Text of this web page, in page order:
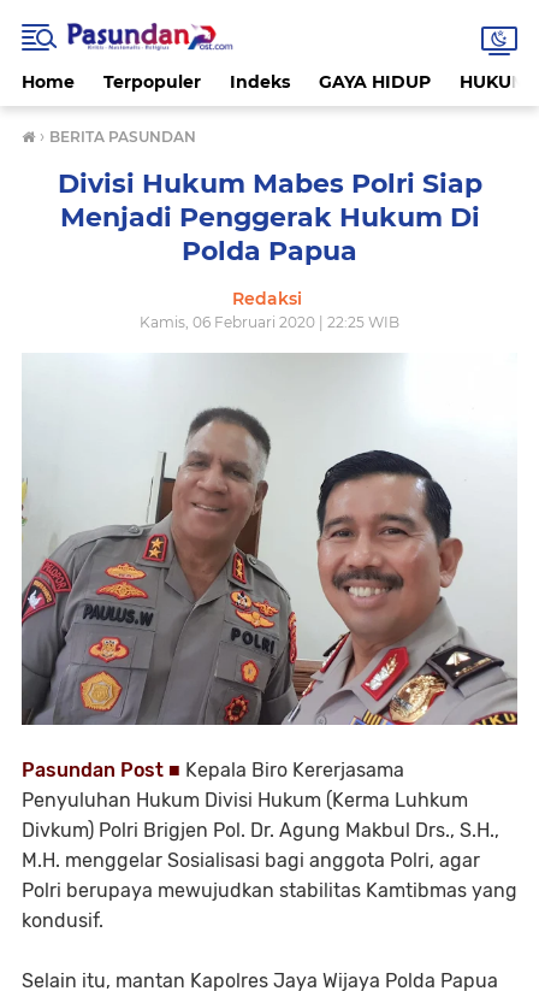
Home Terpopuler Indeks GAYA HIDUP HUKUM
› BERITA PASUNDAN
Divisi Hukum Mabes Polri Siap
Menjadi Penggerak Hukum Di
Polda Papua
Redaksi
Kamis, 06 Februari 2020 | 22:25 WIB
Pasundan Post ■ Kepala Biro Kererjasama
Penyuluhan Hukum Divisi Hukum (Kerma Luhkum
Divkum) Polri Brigjen Pol. Dr. Agung Makbul Drs., S.H.,
M.H. menggelar Sosialisasi bagi anggota Polri, agar
Polri berupaya mewujudkan stabilitas Kamtibmas yang
kondusif.
Selain itu, mantan Kapolres Jaya Wijaya Polda Papua